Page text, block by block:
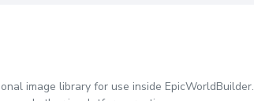
image library for use inside EpicWorldBuilder.